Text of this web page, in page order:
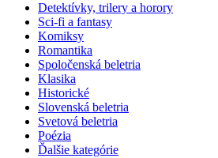
Detektívky, trilery a horory
Sci-fi a fantasy
Komiksy
Romantika
Spoločenská beletria
Klasika
Historické
Slovenská beletria
Svetová beletria
Poézia
Ďalšie kategórie